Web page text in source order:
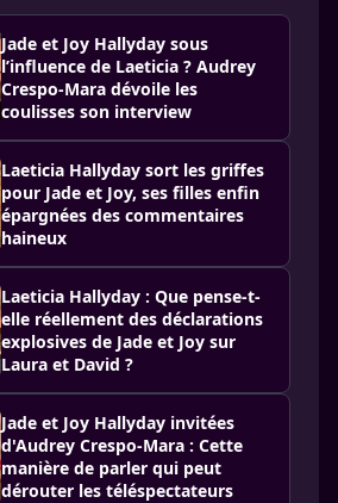
Jade et Joy Hallyday sous
l’influence de Laeticia ? Audrey
Crespo-Mara dévoile les
coulisses son interview
Laeticia Hallyday sort les griffes
pour Jade et Joy, ses filles enfin
épargnées des commentaires
haineux
Laeticia Hallyday : Que pense-t-
elle réellement des déclarations
explosives de Jade et Joy sur
Laura et David ?
Jade et Joy Hallyday invitées
d'Audrey Crespo-Mara : Cette
manière de parler qui peut
dérouter les téléspectateurs